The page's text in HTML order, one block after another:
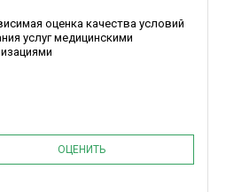
оценка качества условий
услуг медицинскими
ОЦЕНИТЬ